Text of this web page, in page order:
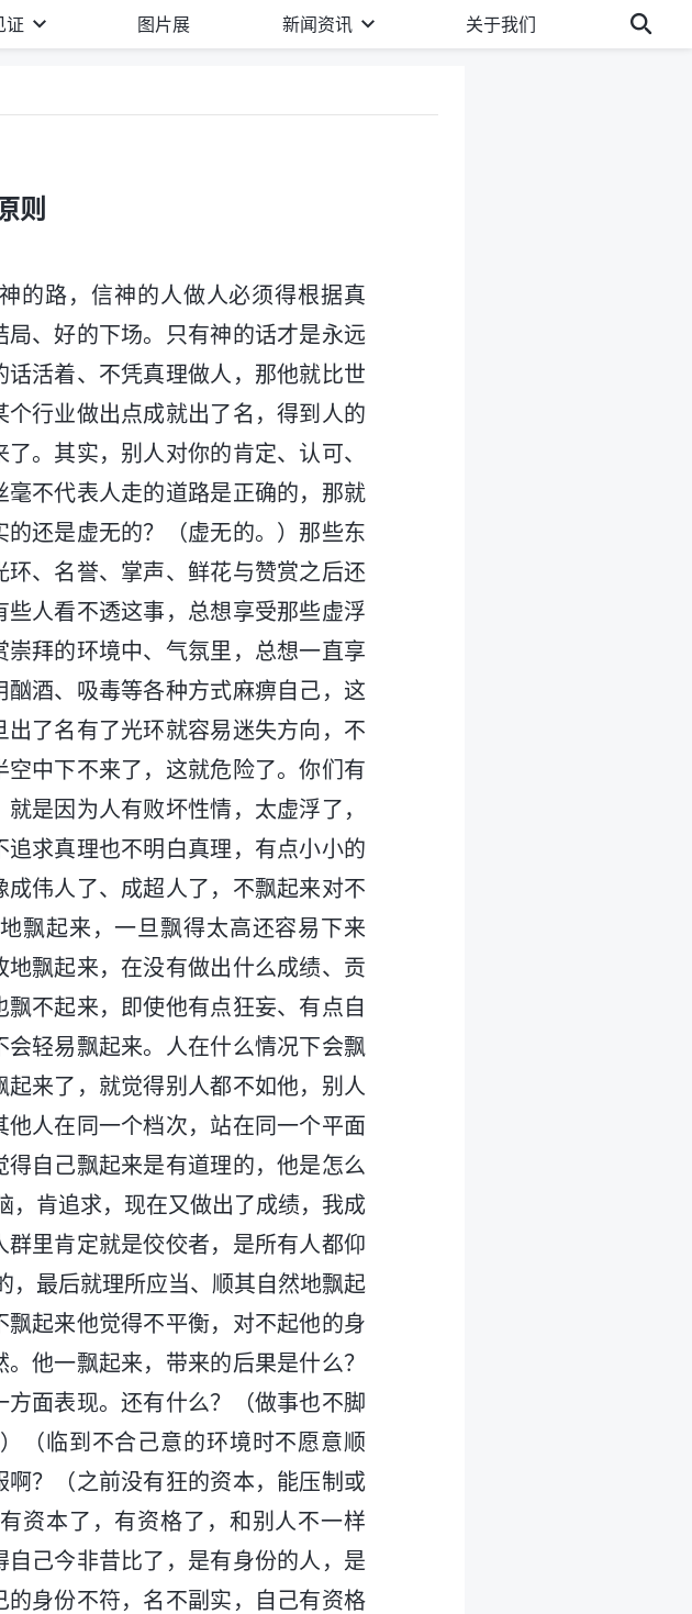
证 图片展 新闻资讯 关于我们
则
的路，信神的人做人必须得根据真
、好的下场。只有神的话才是永远
活着、不凭真理做人，那他就比世
行业做出点成就出了名，得到人的
。其实，别人对你的肯定、认可、
不代表人走的道路是正确的，那就
还是虚无的？（虚无的。）那些东
、名誉、掌声、鲜花与赞赏之后还
人看不透这事，总想享受那些虚浮
拜的环境中、气氛里，总想一直享
酒、吸毒等各种方式麻痹自己，这
了名有了光环就容易迷失方向，不
中下不来了，这就危险了。你们有
是因为人有败坏性情，太虚浮了，
求真理也不明白真理，有点小小的
伟人了、成超人了，不飘起来对不
飘起来，一旦飘得太高还容易下来
飘起来，在没有做出什么成绩、贡
不起来，即使他有点狂妄、有点自
轻易飘起来。人在什么情况下会飘
来了，就觉得别人都不如他，别人
人在同一个档次，站在同一个平面
得自己飘起来是有道理的，他是怎么
，肯追求，现在又做出了成绩，我成
里肯定就是佼佼者，是所有人都仰
，最后就理所应当、顺其自然地飘起
起来他觉得不平衡，对不起他的身
他一飘起来，带来的后果是什么？
方面表现。还有什么？（做事也不脚
（临到不合己意的环境时不愿意顺
？（之前没有狂的资本，能压制或
资本了，有资格了，和别人不一样
己今非昔比了，是有身份的人，是
身份不符，名不副实，自己有资格